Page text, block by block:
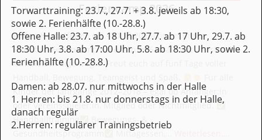
Feriencamp 2026
In den Herbstferien (26.–30.10.2026) findet unser
Handball-Feriencamp bereits zum 6. Mal statt – erstmals
komplett in Eigenregie! Freut euch auf fünf Tage voller
Kinder der Jahrgänge 2012–2018 – egal ob Anfänger:in
oder Vereinsspieler:in, Mitglied oder Nichtmitglied.
Handballtraining
Bewegungs- &
Gesundheitsprogramm
Mittagessen,…
Torwarttraining: 23.7., 27.7. + 3.8. jeweils ab 18:30,
sowie 2. Ferienhälfte (10.-28.8.)
Offene Halle: 23.7. ab 18 Uhr, 27.7. ab 17 Uhr, 29.7. ab
18:30 Uhr, 3.8. ab 17:00 Uhr, 5.8. ab 18:30 Uhr, sowie 2.
Ferienhälfte (10.-28.8.)
Damen: ab 28.07. nur mittwochs in der Halle
1. Herren: bis 21.8. nur donnerstags in der Halle,
danach regulär
2.Herren: regulärer Trainingsbetrieb